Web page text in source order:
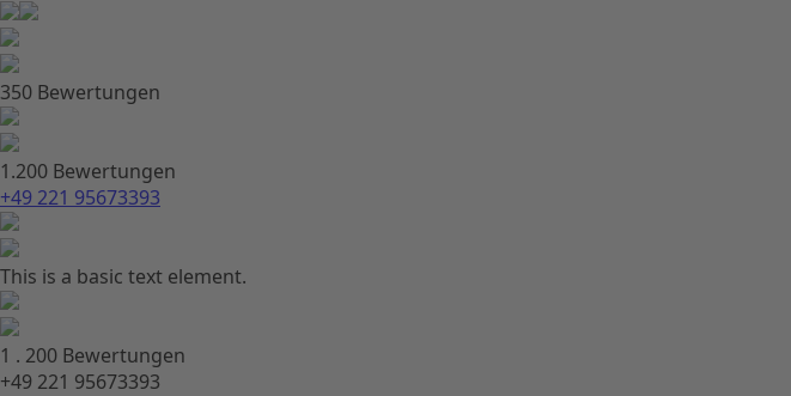
350 Bewertungen
1.200 Bewertungen
+49 221 95673393
This is a basic text element.
1 . 200 Bewertungen
+49 221 95673393